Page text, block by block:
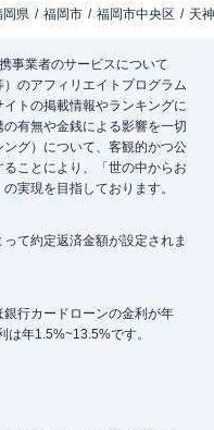
岡県 福岡市 福岡市中央区 天
事業者のサービスについて
のアフィリエイトプログラム
トの掲載情報やランキングに
有無や金銭による影響を一切
グ）について、客観的かつ公
ことにより、「世の中からお
実現を目指しております。
て約定返済金額が設定されま
行カードローンの金利が年
年1.5%~13.5%です。